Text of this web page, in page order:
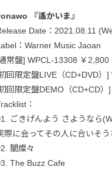
『遙かいま』
Date：2021.08.11
：Warner Music Jaoan
常盤] WPCL-13308 ￥2,800
回限定盤LIVE（CD+DVD
回限定盤DEMO（CD+CD
：
ごきげんよう さようなら
際に会ってその人に合いそ
闇燦々
The Buzz Cafe